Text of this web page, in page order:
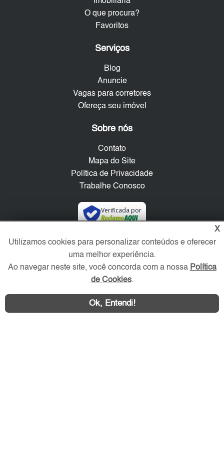
O que procura?
Favoritos
Serviços
Blog
Anuncie
Vagas para corretores
Ofereça seu imóvel
Sobre nós
Contato
Mapa do Site
Política de Privacidade
Trabalhe Conosco
Verificada por
Redes Sociais
X
Utilizamos cookies para personalizar conteúdos e oferecer
uma melhor experiência.
Ao navegar neste site, você concorda com a nossa Política
de Cookies.
Ok, Entendi!